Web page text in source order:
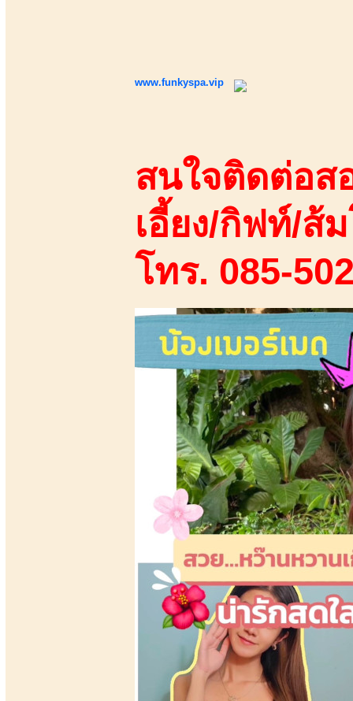
www.funkyspa.vip
สนใจติดต่อส
เอี้ยง/กิฟท์/ส้
โทร. 085-